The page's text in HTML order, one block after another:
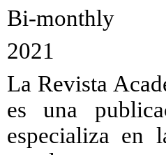
Bi-monthly
2021
La Revista
es una
especializa en